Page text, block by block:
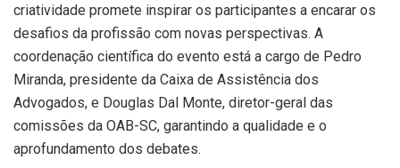
criatividade promete inspirar os participantes a encarar os
desafios da profissão com novas perspectivas. A
coordenação científica do evento está a cargo de Pedro
Miranda, presidente da Caixa de Assistência dos
Advogados, e Douglas Dal Monte, diretor-geral das
comissões da OAB-SC, garantindo a qualidade e o
aprofundamento dos debates.